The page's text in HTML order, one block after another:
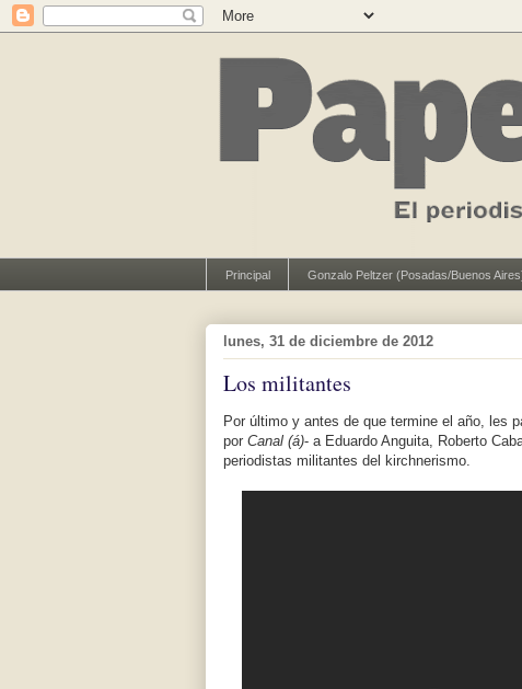
Principal Gonzalo Peltzer (Posadas/Buenos
lunes, 31 de diciembre de 2012
Los militantes
Por último y antes de que termine el año, les
por Canal (á)- a Eduardo Anguita, Roberto
periodistas militantes del kirchnerismo.